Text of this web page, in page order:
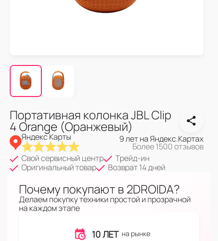
Портативная колонка JBL Clip
4 Orange (Оранжевый)
Яндекс Карты 9 лет на Яндекс.Картах
Более 1500 отзывов
Свой сервисный центр
Трейд-ин
Оригинальный товар
Возврат 14 дней
Почему покупают в 2DROIDA?
Делаем покупку техники простой и прозрачной
на каждом этапе
10 ЛЕТ на рынке